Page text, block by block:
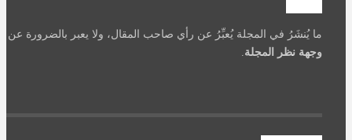
ما يُنشَرُ في المجلة يُعبِّرُ عن رأي صاحب المقال، ولا يعبر بالضرورة عن
وجهة نظر المجلة.